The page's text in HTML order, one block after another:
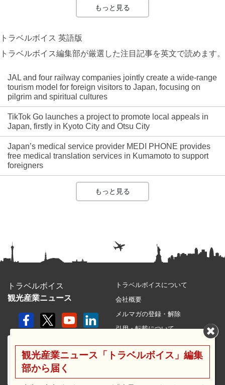
もっと見る
トラベルボイス 英語版
トラベルボイス編集部が厳選した注目記事を英文で読めます。
JAL and four railway companies jointly create a wide-range
tourism model for foreign visitors to Japan, focusing on
pilgrim and spiritual cultures
TikTok Go launches a project to promote local appeals in
Japan, firstly in Kyoto City and Otsu City
Japan’s medical service provider MEDI PHONE provides
free medical translation services in Kumamoto to support
foreigners
もっと見る
トラベルボイス
観光産業ニュース
トラベルボイスについて
会社概要
メルマガの登録・解除
引用・転載について
利用規約
観光産業ニュース「トラベルボイス」編集
部から届く